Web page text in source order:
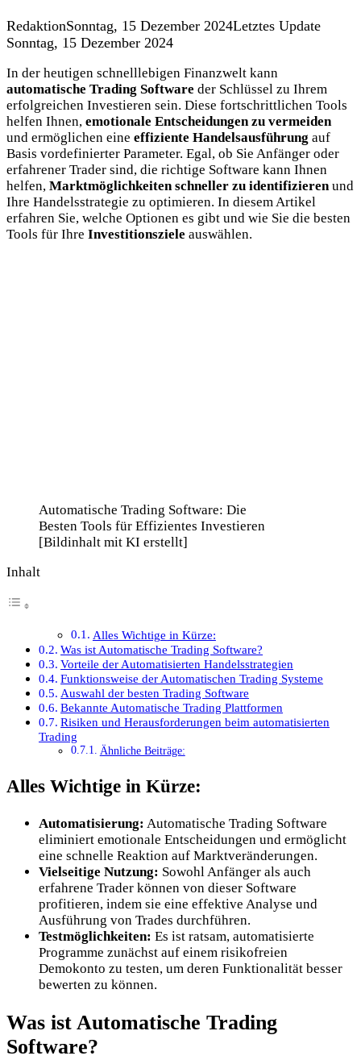
RedaktionSonntag, 15 Dezember 2024Letztes Update
Sonntag, 15 Dezember 2024
In der heutigen schnelllebigen Finanzwelt kann
automatische Trading Software der Schlüssel zu Ihrem
erfolgreichen Investieren sein. Diese fortschrittlichen Tools
helfen Ihnen, emotionale Entscheidungen zu vermeiden
und ermöglichen eine effiziente Handelsausführung auf
Basis vordefinierter Parameter. Egal, ob Sie Anfänger oder
erfahrener Trader sind, die richtige Software kann Ihnen
helfen, Marktmöglichkeiten schneller zu identifizierenund
Ihre Handelsstrategie zu optimieren. In diesem Artikel
erfahren Sie, welche Optionen es gibt und wie Sie die besten
Tools für Ihre Investitionsziele auswählen.
Automatische Trading Software: Die
Besten Tools für Effizientes Investieren
[Bildinhalt mit KI erstellt]
Inhalt
Alles Wichtige in Kürze:
Was ist Automatische Trading Software?
Vorteile der Automatisierten Handelsstrategien
Funktionsweise der Automatischen Trading Systeme
Auswahl der besten Trading Software
Bekannte Automatische Trading Plattformen
Risiken und Herausforderungen beim automatisierten
Trading
Ähnliche Beiträge:
Alles Wichtige in Kürze:
Automatisierung: Automatische Trading Software
eliminiert emotionale Entscheidungen und ermöglicht
eine schnelle Reaktion auf Marktveränderungen.
Vielseitige Nutzung: Sowohl Anfänger als auch
erfahrene Trader können von dieser Software
profitieren, indem sie eine effektive Analyse und
Ausführung von Trades durchführen.
Testmöglichkeiten: Es ist ratsam, automatisierte
Programme zunächst auf einem risikofreien
Demokonto zu testen, um deren Funktionalität besser
bewerten zu können.
Was ist Automatische Trading
Software?